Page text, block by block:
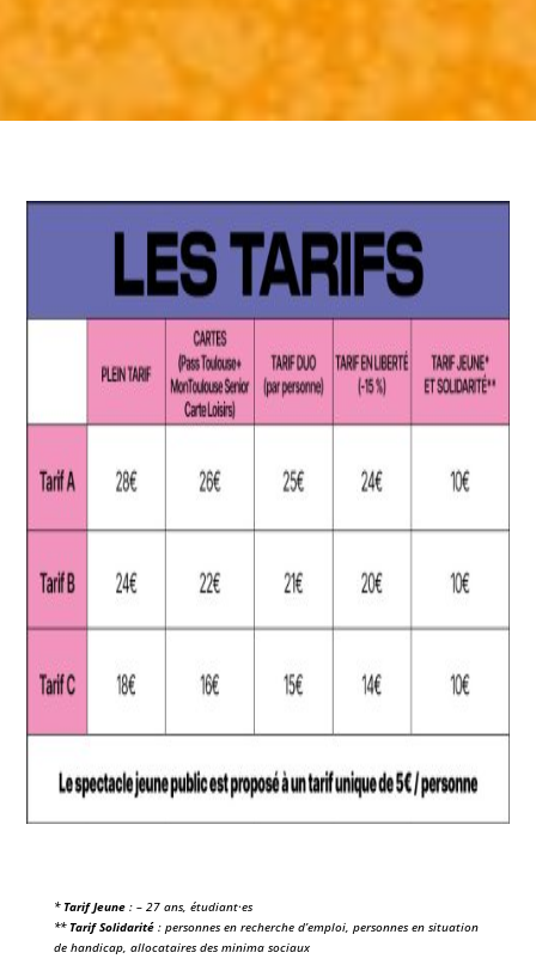
* Tarif Jeune: – 27 ans, étudiant·es
**Tarif Solidarité : personnes en recherche d’emploi, personnes en situation
de handicap, allocataires des minima sociaux